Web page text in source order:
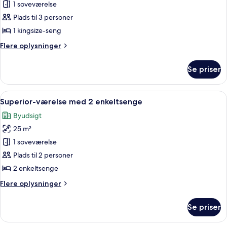
Superior-
værelse
(Multibed)
1 soveværelse
Plads til 3 personer
1 kingsize-seng
Flere oplysninger
Flere
værelse
(Multibed)
Se priser
Indlæs
alle
billeder
af
Superior-
værelse
med
enkeltsenge
Et hotelværelse med to senge, en
6
Superior-værelse med 2 enkeltsenge
Byudsigt
25 m²
1 soveværelse
Plads til 2 personer
2 enkeltsenge
Flere oplysninger
Flere
værelse
Se priser